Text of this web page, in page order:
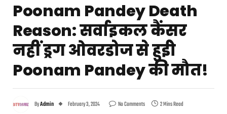
Poonam Pandey Death
Reason: सर्वाइकल कैंसर
नहीं ड्रग ओवरडोज से हुईो
Poonam Pandey की मौत!
ByAdmin February 3, 2024 No Comments
2 Mins Read